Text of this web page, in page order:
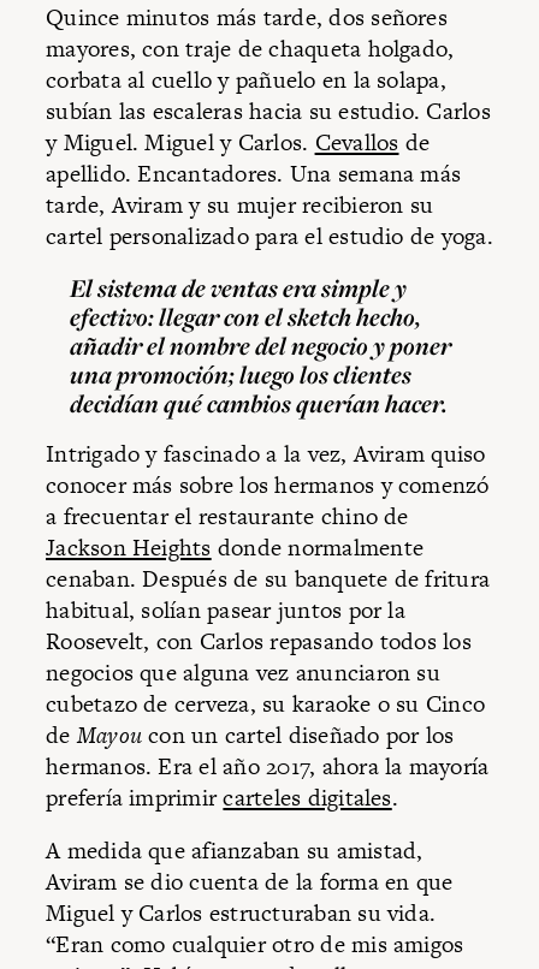
Quince minutos más tarde, dos señores
mayores, con traje de chaqueta holgado,
corbata al cuello y pañuelo en la solapa,
subían las escaleras hacia su estudio. Carlos
y Miguel. Miguel y Carlos. Cevallos de
apellido. Encantadores. Una semana más
tarde, Aviram y su mujer recibieron su
cartel personalizado para el estudio de yoga.
El sistema de ventas era simple y
efectivo: llegar con elsketchhecho,
añadir el nombre del negocio y poner
una promoción; luego los clientes
decidían qué cambios querían hacer.
Intrigado y fascinado a la vez, Aviram quiso
conocer más sobre los hermanos y comenzó
a frecuentar el restaurante chino de
Jackson Heights donde normalmente
cenaban. Después de su banquete de fritura
habitual, solían pasear juntos por la
Roosevelt, con Carlos repasando todos los
negocios que alguna vez anunciaron su
cubetazo de cerveza, su karaoke o su Cinco
deMayoucon un cartel diseñado por los
hermanos. Era el año 2017, ahora la mayoría
prefería imprimircarteles digitales.
A medida que afianzaban su amistad,
Aviram se dio cuenta de la forma en que
Miguel y Carlos estructuraban su vida.
“Eran como cualquier otro de mis amigos